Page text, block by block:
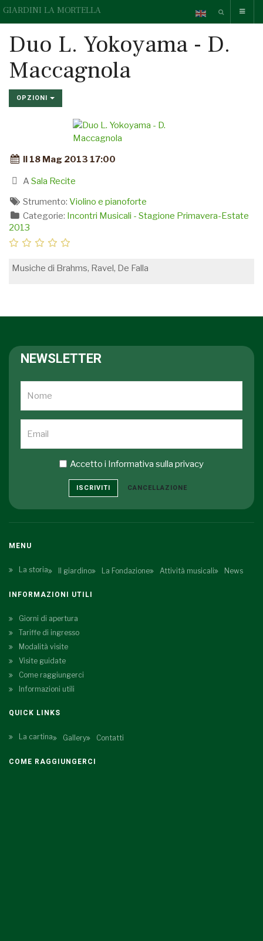
GIARDINI LA MORTELLA
Duo L. Yokoyama - D.
Maccagnola
OPZIONI
Il 18 Mag 2013 17:00
A Sala Recite
Strumento: Violino e pianoforte
Categorie: Incontri Musicali - Stagione Primavera-Estate
2013
Musiche di Brahms, Ravel, De Falla
NEWSLETTER
Accetto i Informativa sulla privacy
ISCRIVITI CANCELLAZIONE
MENU
La storia Il giardino La Fondazione Attività musicali News
INFORMAZIONI UTILI
Giorni di apertura
Tariffe di ingresso
Modalità visite
Visite guidate
Come raggiungerci
Informazioni utili
QUICK LINKS
La cartina Gallery Contatti
COME RAGGIUNGERCI